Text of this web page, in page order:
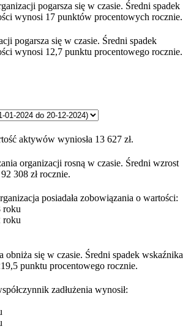
pogarsza się w czasie. Średni spadek
wynosi 17 punktów procentowych rocznie.
pogarsza się w czasie. Średni spadek
wynosi 12,7 punktu procentowego rocznie.
aktywów wyniosła 13 627 zł.
organizacji rosną w czasie. Średni wzrost
308 zł rocznie.
posiadała zobowiązania o wartości:
roku
roku
obniża się w czasie. Średni spadek wskaźnika
punktu procentowego rocznie.
zadłużenia wynosił: